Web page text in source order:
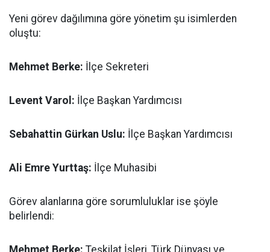
Yeni görev dağılımına göre yönetim şu isimlerden
oluştu:
Mehmet Berke: İlçe Sekreteri
Levent Varol: İlçe Başkan Yardımcısı
Sebahattin Gürkan Uslu: İlçe Başkan Yardımcısı
Ali Emre Yurttaş: İlçe Muhasibi
Görev alanlarına göre sorumluluklar ise şöyle
belirlendi: